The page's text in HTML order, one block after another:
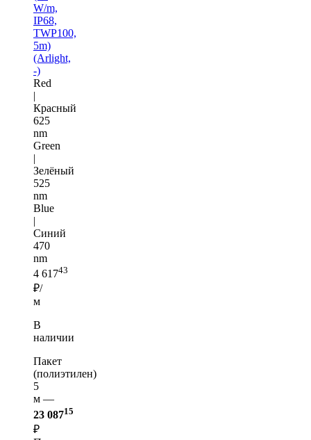
W/m,
IP68,
TWP100,
5m)
(Arlight,
-)
Red
|
Красный
625
nm
Green
|
Зелёный
525
nm
Blue
|
Синий
470
nm
4 61743
₽/
м
В
наличии
Пакет
(полиэтилен)
5
м —
23 08715
₽